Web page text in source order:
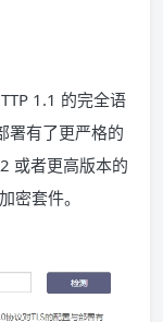
1.1 的完全语
署有了更严格的
或者更高版本的
密套件。